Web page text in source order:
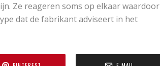
Ze reageren soms op elkaar waardoor
dat de fabrikant adviseert in het